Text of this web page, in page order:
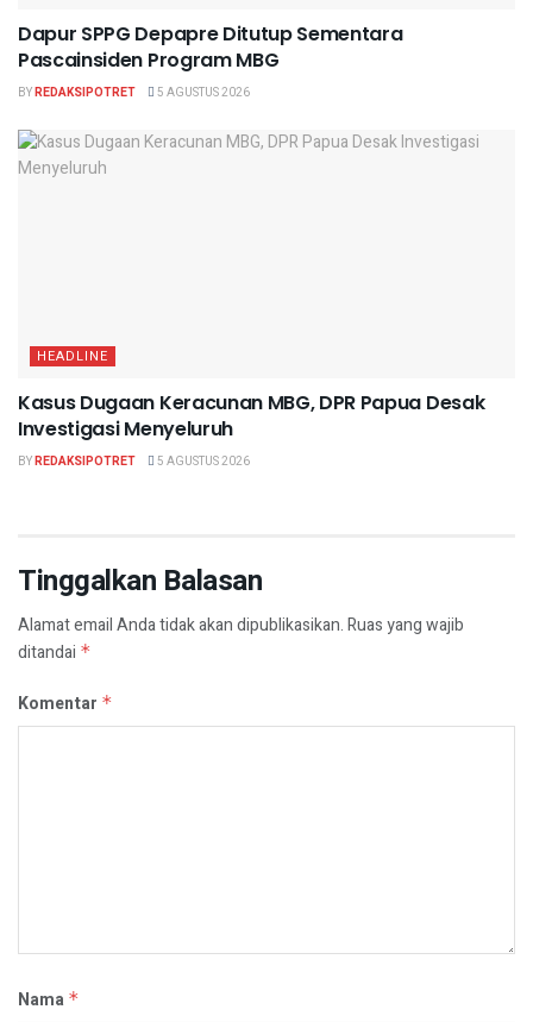
Dapur SPPG Depapre Ditutup Sementara
Pascainsiden Program MBG
BYREDAKSIPOTRET 5 AGUSTUS 2026
HEADLINE
Kasus Dugaan Keracunan MBG, DPR Papua Desak
Investigasi Menyeluruh
BYREDAKSIPOTRET 5 AGUSTUS 2026
Tinggalkan Balasan
Alamat email Anda tidak akan dipublikasikan.Ruas yang wajib
ditandai *
Komentar *
Nama *